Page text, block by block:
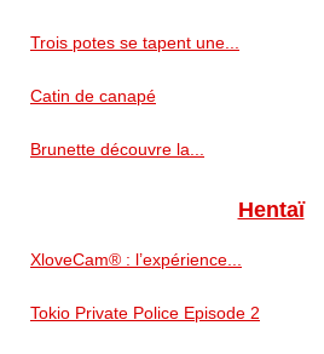
Trois potes se tapent une...
Catin de canapé
Brunette découvre la...
Hentaï
XloveCam® : l’expérience...
Tokio Private Police Episode 2